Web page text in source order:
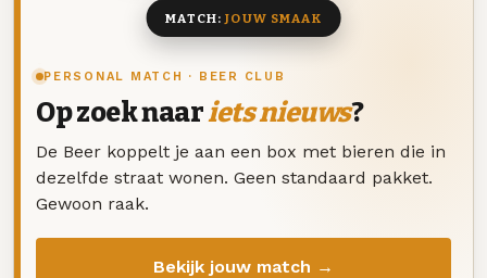
PERSONAL MATCH · BEER CLUB
Op zoek naariets nieuws?
De Beer koppelt je aan een box met bieren die in
dezelfde straat wonen. Geen standaard pakket.
Gewoon raak.
Bekijk jouw match →
MATCH:JOUW SMAAK